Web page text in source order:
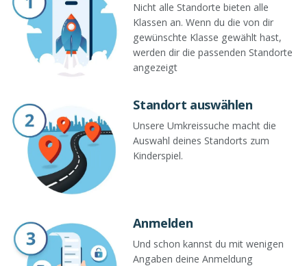
Nicht alle Standorte bieten alle
Klassen an. Wenn du die von dir
gewünschte Klasse gewählt hast,
werden dir die passenden Standorte
angezeigt
Standort auswählen
Unsere Umkreissuche macht die
Auswahl deines Standorts zum
Kinderspiel.
Anmelden
Und schon kannst du mit wenigen
Angaben deine Anmeldung